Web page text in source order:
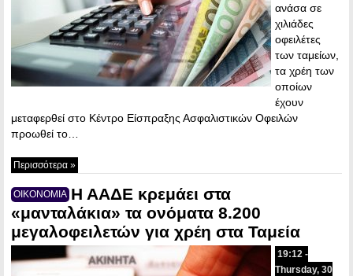
ανάσα σε
χιλιάδες
οφειλέτες
των ταμείων,
τα χρέη των
οποίων
έχουν
μεταφερθεί στο Κέντρο Είσπραξης Ασφαλιστικών Οφειλών
προωθεί το…
Περισσότερα »
ΟΙΚΟΝΟΜΙΑ Η ΑΑΔΕ κρεμάει στα
«μανταλάκια» τα ονόματα 8.200
μεγαλοφειλετών για χρέη στα Ταμεία
19:12 -
Thursday, 30